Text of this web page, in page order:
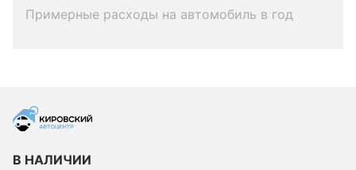
Примерные расходы на автомобиль в год
В НАЛИЧИИ